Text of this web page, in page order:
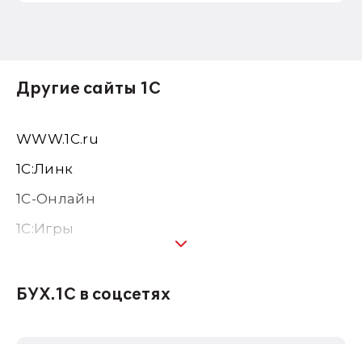
Другие сайты 1С
WWW.1С.ru
1С:Линк
1С-Онлайн
1C:Игры
1С:Консалтинг
БУХ.1С в соцсетях